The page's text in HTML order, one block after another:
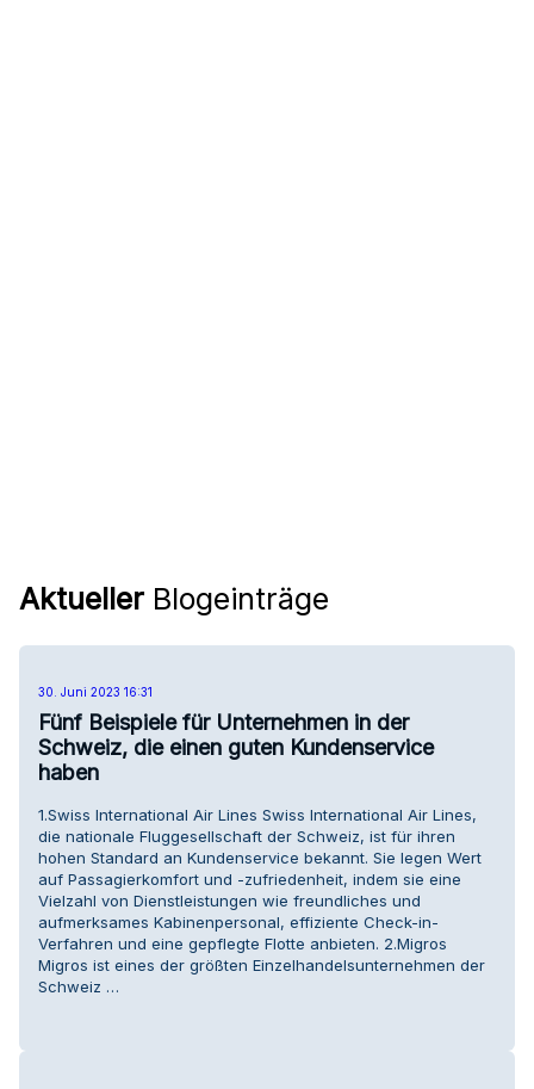
Aktueller Blogeinträge
30. Juni 2023 16:31
Fünf Beispiele für Unternehmen in der
Schweiz, die einen guten Kundenservice
haben
1.Swiss International Air Lines Swiss International Air Lines,
die nationale Fluggesellschaft der Schweiz, ist für ihren
hohen Standard an Kundenservice bekannt. Sie legen Wert
auf Passagierkomfort und -zufriedenheit, indem sie eine
Vielzahl von Dienstleistungen wie freundliches und
aufmerksames Kabinenpersonal, effiziente Check-in-
Verfahren und eine gepflegte Flotte anbieten. 2.Migros
Migros ist eines der größten Einzelhandelsunternehmen der
Schweiz …